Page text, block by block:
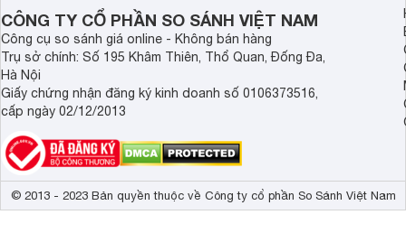
dùng Việt.
thể chất mà còn hỗ
giác.
CÔNG TY CỔ PHẦN SO SÁNH VIỆT NAM
Công cụ so sánh giá online - Không bán hàng
Trụ sở chính: Số 195 Khâm Thiên, Thổ Quan, Đống Đa,
Hà Nội
Giấy chứng nhận đăng ký kinh doanh số 0106373516,
cấp ngày 02/12/2013
© 2013 - 2023 Bản quyền thuộc về Công ty cổ phần So Sánh Việt Nam